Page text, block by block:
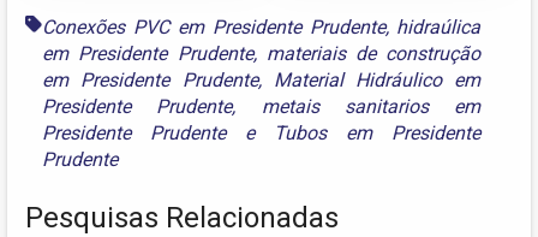
Conexões PVC em Presidente Prudente, hidraúlica
em Presidente Prudente, materiais de construção
em Presidente Prudente, Material Hidráulico em
Presidente Prudente, metais sanitarios em
Presidente Prudentee
Tubos em Presidente
Prudente
Pesquisas Relacionadas